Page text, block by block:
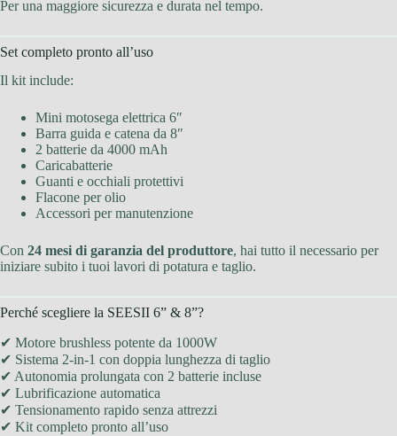
Per una maggiore sicurezza e durata nel tempo.
Set completo pronto all’uso
Il kit include:
Mini motosega elettrica 6″
Barra guida e catena da 8″
2 batterie da 4000 mAh
Caricabatterie
Guanti e occhiali protettivi
Flacone per olio
Accessori per manutenzione
Con 24 mesi di garanzia del produttore, hai tutto il necessario per
iniziare subito i tuoi lavori di potatura e taglio.
Perché scegliere la SEESII 6” & 8”?
✔ Motore brushless potente da 1000W
✔ Sistema 2-in-1 con doppia lunghezza di taglio
✔ Autonomia prolungata con 2 batterie incluse
✔ Lubrificazione automatica
✔ Tensionamento rapido senza attrezzi
✔ Kit completo pronto all’uso